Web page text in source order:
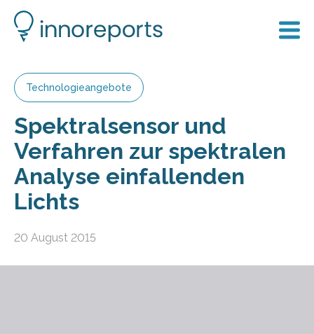
Technologieangebote
Spektralsensor und
Verfahren zur spektralen
Analyse einfallenden
Lichts
20 August 2015